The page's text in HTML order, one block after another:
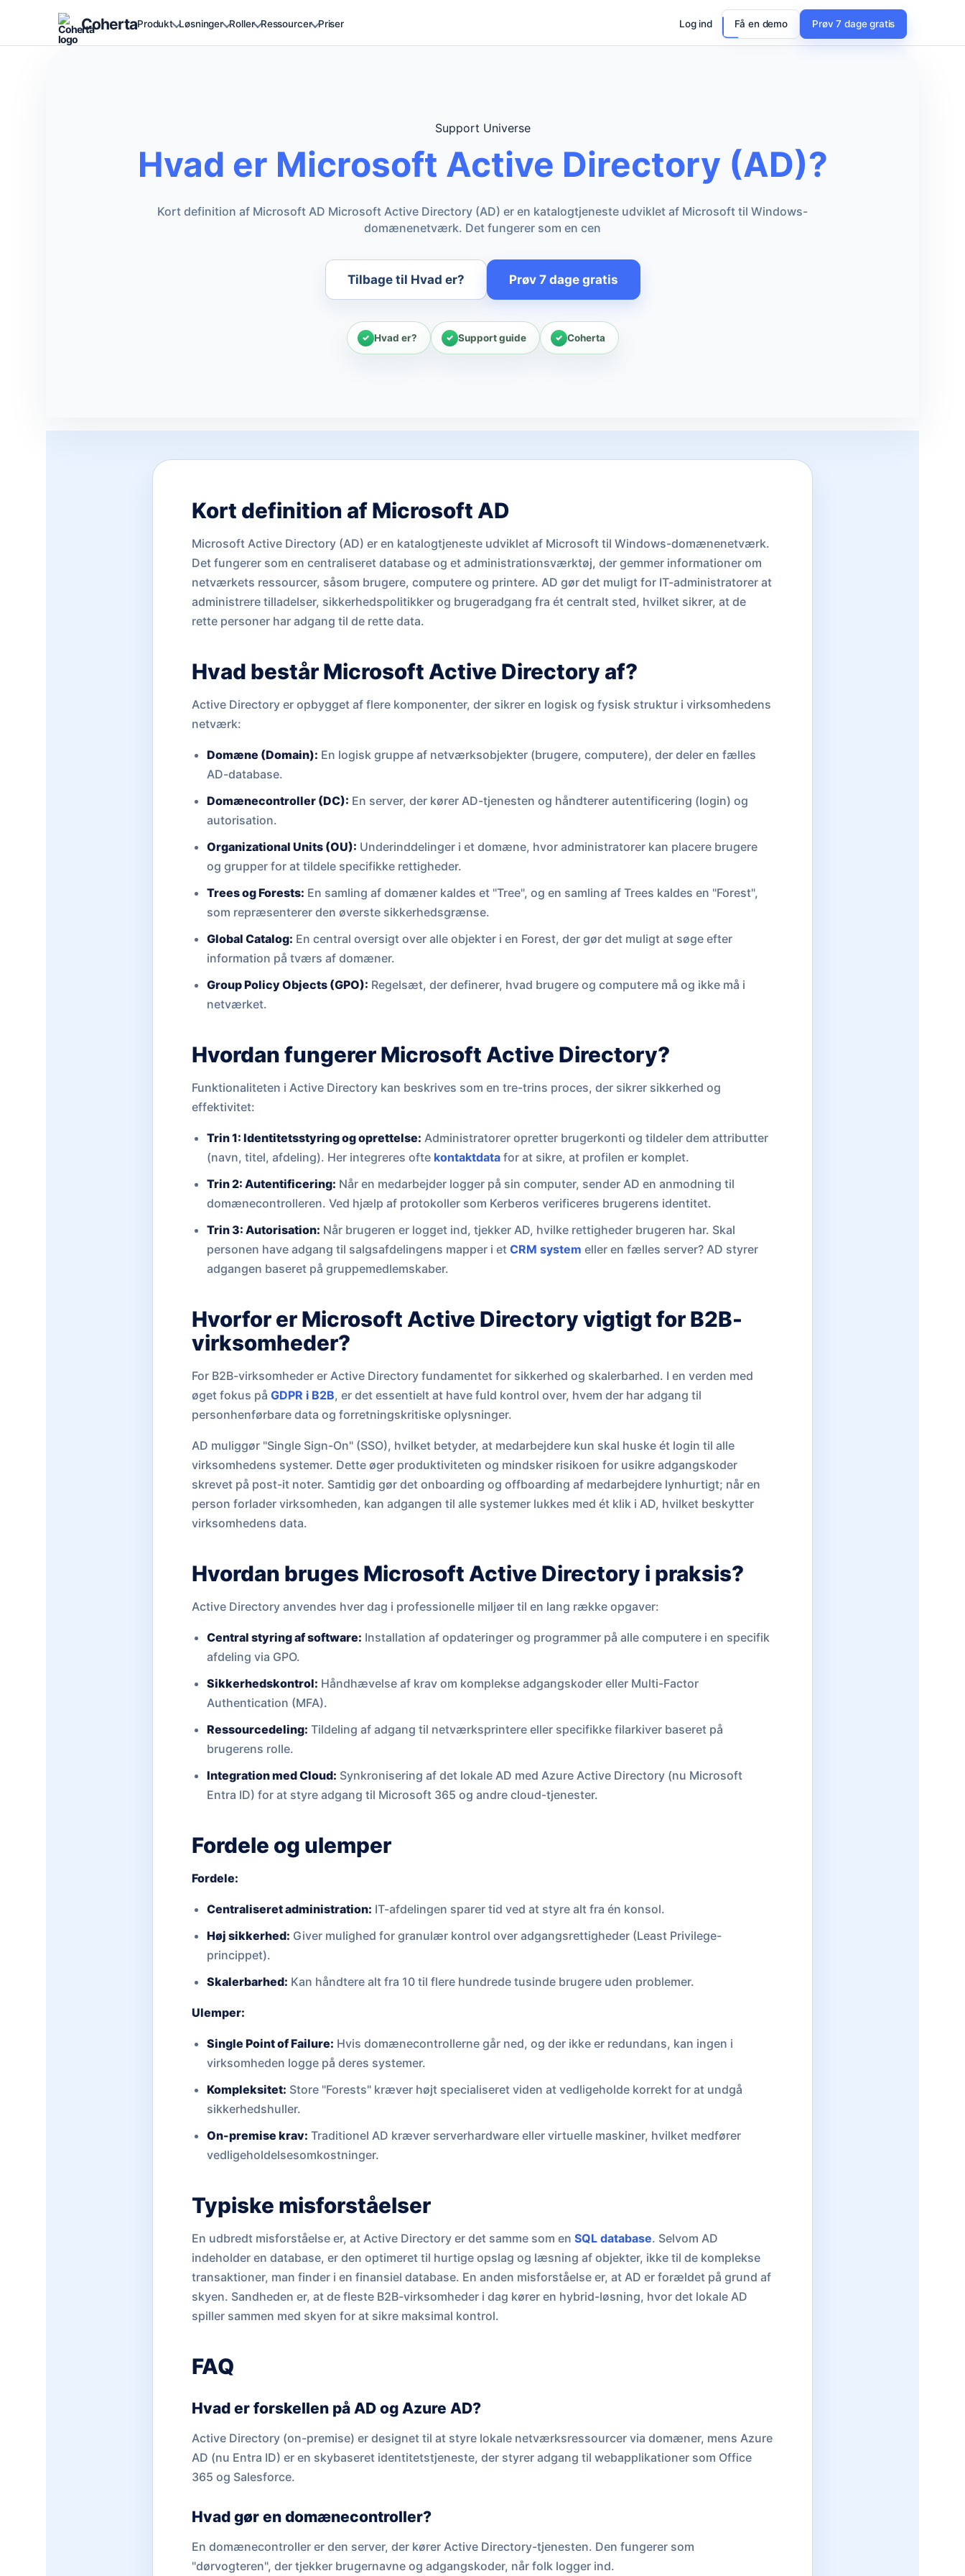
CohertaProdukt Løsninger Roller Ressourcer Priser Log ind Få en demo Prøv 7 dage gratis
Support Universe
Hvad er Microsoft Active Directory (AD)?
Kort definition af Microsoft AD Microsoft Active Directory (AD) er en katalogtjeneste udviklet af Microsoft til Windows-
domænenetværk. Det fungerer som en cen
Tilbage til Hvad er? Prøv 7 dage gratis
Hvad er? Support guide Coherta
Kort definition af Microsoft AD
Microsoft Active Directory (AD) er en katalogtjeneste udviklet af Microsoft til Windows-domænenetværk.
Det fungerer som en centraliseret database og et administrationsværktøj, der gemmer informationer om
netværkets ressourcer, såsom brugere, computere og printere. AD gør det muligt for IT-administratorer at
administrere tilladelser, sikkerhedspolitikker og brugeradgang fra ét centralt sted, hvilket sikrer, at de
rette personer har adgang til de rette data.
Hvad består Microsoft Active Directory af?
Active Directory er opbygget af flere komponenter, der sikrer en logisk og fysisk struktur i virksomhedens
netværk:
Domæne (Domain): En logisk gruppe af netværksobjekter (brugere, computere), der deler en fælles
AD-database.
Domænecontroller (DC): En server, der kører AD-tjenesten og håndterer autentificering (login) og
autorisation.
Organizational Units (OU): Underinddelinger i et domæne, hvor administratorer kan placere brugere
og grupper for at tildele specifikke rettigheder.
Trees og Forests: En samling af domæner kaldes et "Tree", og en samling af Trees kaldes en "Forest",
som repræsenterer den øverste sikkerhedsgrænse.
Global Catalog: En central oversigt over alle objekter i en Forest, der gør det muligt at søge efter
information på tværs af domæner.
Group Policy Objects (GPO): Regelsæt, der definerer, hvad brugere og computere må og ikke må i
netværket.
Hvordan fungerer Microsoft Active Directory?
Funktionaliteten i Active Directory kan beskrives som en tre-trins proces, der sikrer sikkerhed og
effektivitet:
Trin 1: Identitetsstyring og oprettelse: Administratorer opretter brugerkonti og tildeler dem attributter
(navn, titel, afdeling). Her integreres ofte kontaktdata for at sikre, at profilen er komplet.
Trin 2: Autentificering: Når en medarbejder logger på sin computer, sender AD en anmodning til
domænecontrolleren. Ved hjælp af protokoller som Kerberos verificeres brugerens identitet.
Trin 3: Autorisation: Når brugeren er logget ind, tjekker AD, hvilke rettigheder brugeren har. Skal
personen have adgang til salgsafdelingens mapper i etCRM system eller en fælles server? AD styrer
adgangen baseret på gruppemedlemskaber.
Hvorfor er Microsoft Active Directory vigtigt for B2B-
virksomheder?
For B2B-virksomheder er Active Directory fundamentet for sikkerhed og skalerbarhed. I en verden med
øget fokus på GDPR i B2B, er det essentielt at have fuld kontrol over, hvem der har adgang til
personhenførbare data og forretningskritiske oplysninger.
AD muliggør "Single Sign-On" (SSO), hvilket betyder, at medarbejdere kun skal huske ét login til alle
virksomhedens systemer. Dette øger produktiviteten og mindsker risikoen for usikre adgangskoder
skrevet på post-it noter. Samtidig gør det onboarding og offboarding af medarbejdere lynhurtigt; når en
person forlader virksomheden, kan adgangen til alle systemer lukkes med ét klik i AD, hvilket beskytter
virksomhedens data.
Hvordan bruges Microsoft Active Directory i praksis?
Active Directory anvendes hver dag i professionelle miljøer til en lang række opgaver:
Central styring af software: Installation af opdateringer og programmer på alle computere i en specifik
afdeling via GPO.
Sikkerhedskontrol: Håndhævelse af krav om komplekse adgangskoder eller Multi-Factor
Authentication (MFA).
Ressourcedeling: Tildeling af adgang til netværksprintere eller specifikke filarkiver baseret på
brugerens rolle.
Integration med Cloud: Synkronisering af det lokale AD med Azure Active Directory (nu Microsoft
Entra ID) for at styre adgang til Microsoft 365 og andre cloud-tjenester.
Fordele og ulemper
Fordele:
Centraliseret administration: IT-afdelingen sparer tid ved at styre alt fra én konsol.
Høj sikkerhed: Giver mulighed for granulær kontrol over adgangsrettigheder (Least Privilege-
princippet).
Skalerbarhed: Kan håndtere alt fra 10 til flere hundrede tusinde brugere uden problemer.
Ulemper:
Single Point of Failure: Hvis domænecontrollerne går ned, og der ikke er redundans, kan ingen i
virksomheden logge på deres systemer.
Kompleksitet: Store "Forests" kræver højt specialiseret viden at vedligeholde korrekt for at undgå
sikkerhedshuller.
On-premise krav: Traditionel AD kræver serverhardware eller virtuelle maskiner, hvilket medfører
vedligeholdelsesomkostninger.
Typiske misforståelser
En udbredt misforståelse er, at Active Directory er det samme som en SQL database. Selvom AD
indeholder en database, er den optimeret til hurtige opslag og læsning af objekter, ikke til de komplekse
transaktioner, man finder i en finansiel database. En anden misforståelse er, at AD er forældet på grund af
skyen. Sandheden er, at de fleste B2B-virksomheder i dag kører en hybrid-løsning, hvor det lokale AD
spiller sammen med skyen for at sikre maksimal kontrol.
FAQ
Hvad er forskellen på AD og Azure AD?
Active Directory (on-premise) er designet til at styre lokale netværksressourcer via domæner, mens Azure
AD (nu Entra ID) er en skybaseret identitetstjeneste, der styrer adgang til webapplikationer som Office
365 og Salesforce.
Hvad gør en domænecontroller?
En domænecontroller er den server, der kører Active Directory-tjenesten. Den fungerer som
"dørvogteren", der tjekker brugernavne og adgangskoder, når folk logger ind.